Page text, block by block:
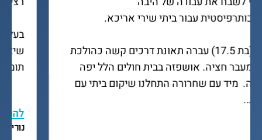
כפסיכותרפיסטית עבור ביתי שירי אריכא.